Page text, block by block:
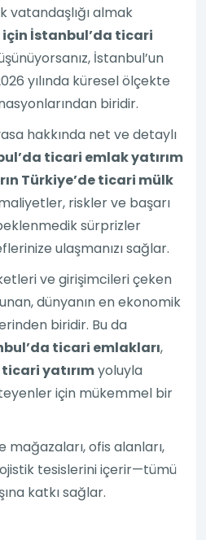
almak
İstanbul’da ticari
İstanbul’un
yılında küresel ölçekte
biridir.
hakkında net ve detaylı
ticari emlak yatırım
Türkiye’de ticari mülk
riskler ve başarı
sürprizler
ulaşmanızı sağlar.
ve girişimcileri çeken
dünyanın en ekonomik
biridir. Bu da
ticari emlakları,
yatırımyoluyla
için mükemmel bir
mağazaları, ofis alanları,
tesislerini içerir—tümü
katkı sağlar.